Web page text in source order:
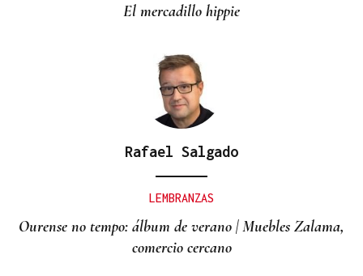
El mercadillo hippie
Rafael Salgado
LEMBRANZAS
Ourense no tempo: álbum de verano | Muebles Zalama,
comercio cercano